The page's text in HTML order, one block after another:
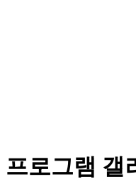
프로그램